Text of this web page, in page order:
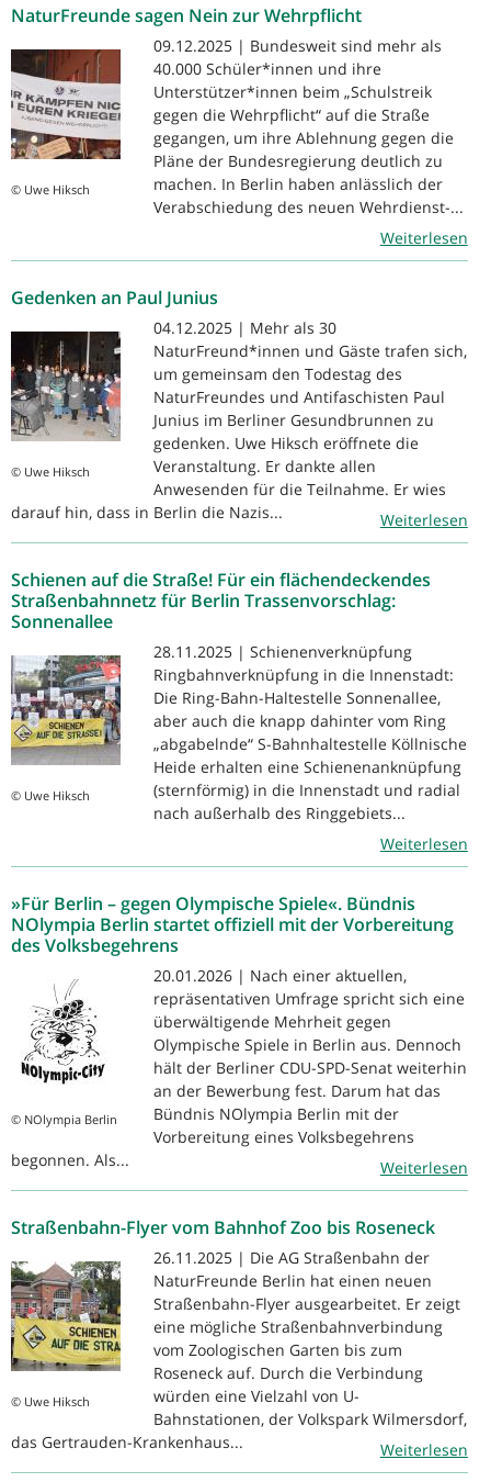
NaturFreunde sagen Nein zur Wehrpflicht
© Uwe Hiksch
09.12.2025 | Bundesweit sind mehr als
40.000 Schüler*innen und ihre
Unterstützer*innen beim „Schulstreik
gegen die Wehrpflicht“ auf die Straße
gegangen, um ihre Ablehnung gegen die
Pläne der Bundesregierung deutlich zu
machen. In Berlin haben anlässlich der
Verabschiedung des neuen Wehrdienst-...
Weiterlesen
Gedenken an Paul Junius
© Uwe Hiksch
04.12.2025 | Mehr als 30
NaturFreund*innen und Gäste trafen sich,
um gemeinsam den Todestag des
NaturFreundes und Antifaschisten Paul
Junius im Berliner Gesundbrunnen zu
gedenken. Uwe Hiksch eröffnete die
Veranstaltung. Er dankte allen
Anwesenden für die Teilnahme. Er wies
darauf hin, dass in Berlin die Nazis...
Weiterlesen
Schienen auf die Straße! Für ein flächendeckendes
Straßenbahnnetz für Berlin Trassenvorschlag:
Sonnenallee
© Uwe Hiksch
28.11.2025 | Schienenverknüpfung
Ringbahnverknüpfung in die Innenstadt:
Die Ring-Bahn-Haltestelle Sonnenallee,
aber auch die knapp dahinter vom Ring
„abgabelnde“ S-Bahnhaltestelle Köllnische
Heide erhalten eine Schienenanknüpfung
(sternförmig) in die Innenstadt und radial
nach außerhalb des Ringgebiets...
Weiterlesen
»Für Berlin – gegen Olympische Spiele«. Bündnis
NOlympia Berlin startet offiziell mit der Vorbereitung
des Volksbegehrens
© NOlympia Berlin
20.01.2026 | Nach einer aktuellen,
repräsentativen Umfrage spricht sich eine
überwältigende Mehrheit gegen
Olympische Spiele in Berlin aus. Dennoch
hält der Berliner CDU-SPD-Senat weiterhin
an der Bewerbung fest. Darum hat das
Bündnis NOlympia Berlin mit der
Vorbereitung eines Volksbegehrens
begonnen. Als...
Weiterlesen
Straßenbahn-Flyer vom Bahnhof Zoo bis Roseneck
© Uwe Hiksch
26.11.2025 | Die AG Straßenbahn der
NaturFreunde Berlin hat einen neuen
Straßenbahn-Flyer ausgearbeitet. Er zeigt
eine mögliche Straßenbahnverbindung
vom Zoologischen Garten bis zum
Roseneck auf. Durch die Verbindung
würden eine Vielzahl von U-
Bahnstationen, der Volkspark Wilmersdorf,
das Gertrauden-Krankenhaus...
Weiterlesen